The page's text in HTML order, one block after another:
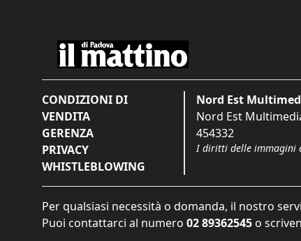
CONDIZIONI DI
VENDITA
GERENZA
PRIVACY
WHISTLEBLOWING
Nord Est
Nord Est
454332
I diritti delle immagini
Per qualsiasi necessità o domanda, il nostro
Puoi contattarci al numero 02 89362545 o